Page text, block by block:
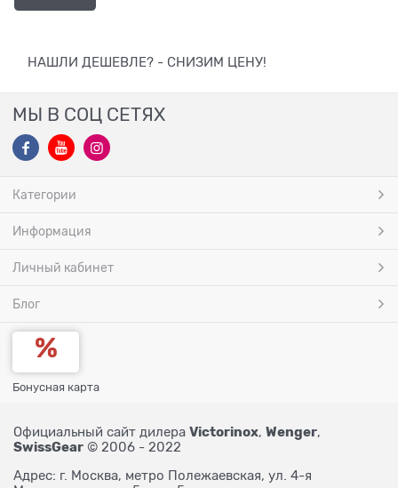
НАШЛИ ДЕШЕВЛЕ? - СНИЗИМ ЦЕНУ!
МЫ В СОЦ СЕТЯХ
Категории
Информация
Личный кабинет
Блог
Бонусная карта
Официальный сайт дилера Victorinox, Wenger,
SwissGear © 2006 - 2022
Адрес: г. Москва, метро Полежаевская, ул. 4-я